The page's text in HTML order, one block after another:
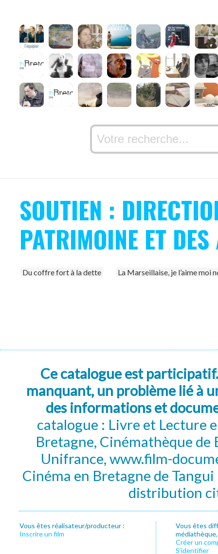
SOUTIEN :
PATRIMOINE ET
Du coffre fort à la dette La Marseillaise, je l’aime moi
Ce catalogue est
manquant, un problème lié à
des informations et
catalogue : Livre et Lecture
Bretagne, Cinémathèque de
Unifrance, www.film-
Cinéma en Bretagne de
distribution
Vous êtes réalisateur/producteur :
Inscrire un film
Vous êtes
Créer un
S’identifier